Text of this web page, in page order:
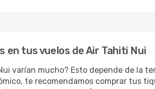
en tus vuelos de Air Tahiti Nui
varían mucho? Esto depende de la
te recomendamos comprar tus